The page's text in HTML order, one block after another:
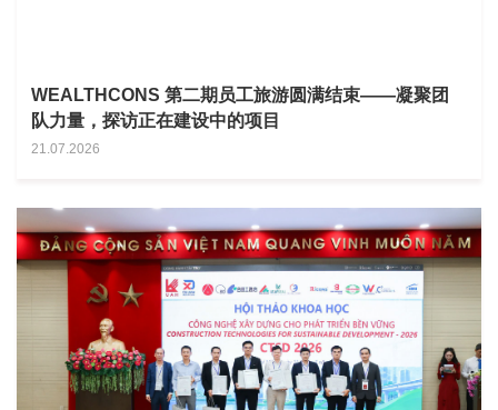
WEALTHCONS 第二期员工旅游圆满结束——凝聚团
队力量，探访正在建设中的项目
21.07.2026